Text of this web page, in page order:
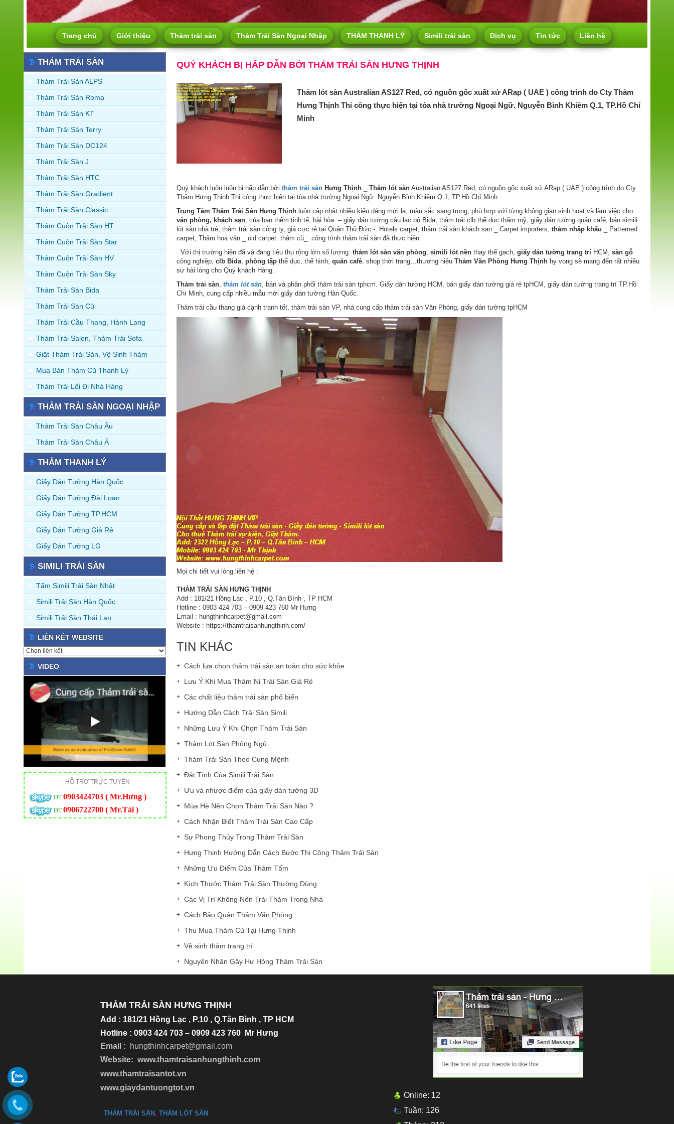
Trang chủ Giới thiệu Thảm trải sàn Thảm Trải Sàn Ngoại Nhập THẢM THANH LÝ Simili trải sàn Dịch vụ Tin tức Liên hệ
THẢM TRẢI SÀN
Thảm Trải Sàn ALPS
Thảm Trải Sàn Roma
Thảm Trải Sàn KT
Thảm Trải Sàn Terry
Thảm Trải Sàn DC124
Thảm Trải Sàn J
Thảm Trải Sàn HTC
Thảm Trải Sàn Gradient
Thảm Trải Sàn Classic
Thảm Cuộn Trải Sàn HT
Thảm Cuộn Trải Sàn Star
Thảm Cuộn Trải Sàn HV
Thảm Cuộn Trải Sàn Sky
Thảm Trải Sàn Bida
Thảm Trải Sàn Cũ
Thảm Trải Cầu Thang, Hành Lang
Thảm Trải Salon, Thảm Trải Sofa
Giặt Thảm Trải Sàn, Vệ Sinh Thảm
Mua Bán Thảm Cũ Thanh Lý
Thảm Trải Lối Đi Nhà Hàng
THẢM TRẢI SÀN NGOẠI NHẬP
Thảm Trải Sàn Châu Âu
Thảm Trải Sàn Châu Á
THẢM THANH LÝ
Giấy Dán Tường Hàn Quốc
Giấy Dán Tường Đài Loan
Giấy Dán Tường TP.HCM
Giấy Dán Tường Giá Rẻ
Giấy Dán Tường LG
SIMILI TRẢI SÀN
Tấm Simili Trải Sàn Nhật
Simili Trải Sàn Hàn Quốc
Simili Trải Sàn Thái Lan
LIÊN KẾT WEBSITE
VIDEO
HỖ TRỢ TRỰC TUYẾN
ĐT0903424703 ( Mr.Hưng )
ĐT0906722700 ( Mr.Tài )
QUÝ KHÁCH BỊ HẤP DẪN BỞI THẢM TRẢI SÀN HƯNG THỊNH
Thảm lót sàn Australian AS127 Red, có nguồn gốc xuất xứ ARap ( UAE ) công trình do Cty Thảm
Hưng Thịnh Thi công thực hiện tại tòa nhà trường Ngoại Ngữ. Nguyễn Bỉnh Khiêm Q.1, TP.Hồ Chí
Minh
Quý khách luôn luôn bị hấp dẫn bởi thảm trải sàn Hưng Thịnh Thảm lót sàn Australian AS127 Red, có nguồn gốc xuất xứ ARap ( UAE ) công trình do Cty
Thảm Hưng Thịnh Thi công thực hiện tại tòa nhà trường Ngoại Ngữ. Nguyễn Bỉnh Khiêm Q.1, TP.Hồ Chí Minh
Trung Tâm Thảm Trải Sàn Hưng Thịnh luôn cập nhật nhiều kiểu dáng mới lạ, màu sắc sang trọng, phù hợp với từng không gian sinh hoạt và làm việc cho
văn phòng, khách sạn , của bạn thêm tinh tế, hài hòa. – giấy dán tường câu lạc bộ Bida, thảm trải clb thể dục thẩm mỹ, giấy dán tường quán café, bán simili
lót sàn nhà trẻ, thảm trải sàn công ty, giá cực rẻ tại Quận Thủ Đức - Hotels carpet, thảm trải sàn khách sạn _ Carpet importers, thảm nhập khẩu _ Patterned
carpet, Thảm hoa văn _ old carpet: thảm cũ_ công trình thảm trải sàn đã thực hiện.
Với thị trường hiện đã và đang tiêu thụ rộng lớn số lượng: thảm lót sàn văn phòng simili lót nền thay thế gạch, giấy dán tường trang trí HCM, sàn gỗ
công nghiệp, clb Bida phòng tập thể dục, thể hình, quán café , shop thời trang…thương hiệu Thảm Văn Phòng Hưng Thịnh hy vọng sẽ mang đến rất nhiều
sự hài lòng cho Quý khách Hàng.
Thảm trải sàn thảm lót sàn , bán và phân phối thảm trải sàn tphcm. Giấy dán tường HCM, bán giấy dán tường giá rẻ tpHCM, giấy dán tường trang trí TP.Hồ
Chí Minh, cung cấp nhiều mẫu mới giấy dán tường Hàn Quốc.
Thảm trải cầu thang giá cạnh tranh tốt, thảm trải sàn VP, nhà cung cấp thảm trải sàn Văn Phòng, giấy dán tường tpHCM
Mọi chi tiết vui lòng liên hệ :
THẢM TRẢI SÀN HƯNG THỊNH
Add : 181/21 Hồng Lạc , P.10 , Q.Tân Bình , TP HCM
Hotline : 0903 424 703 – 0909 423 760 Mr Hưng
Email : hungthinhcarpet@gmail.com
Website : https://thamtraisanhungthinh.com/
TIN KHÁC
Cách lựa chọn thảm trải sàn an toàn cho sức khỏe
Lưu Ý Khi Mua Thảm Nỉ Trải Sàn Giá Rẻ
Các chất liệu thảm trải sàn phổ biến
Hướng Dẫn Cách Trải Sàn Simili
Những Lưu Ý Khi Chọn Thảm Trải Sàn
Thảm Lót Sàn Phòng Ngủ
Thảm Trải Sàn Theo Cung Mệnh
Đặt Tính Của Simili Trải Sàn
Ưu và nhược điểm của giấy dán tường 3D
Mùa Hè Nên Chọn Thảm Trải Sàn Nào ?
Cách Nhận Biết Thảm Trải Sàn Cao Cấp
Sự Phong Thủy Trong Thảm Trải Sàn
Hưng Thịnh Hướng Dẫn Cách Bước Thi Công Thảm Trải Sàn
Những Ưu Điểm Của Thảm Tấm
Kích Thước Thảm Trải Sàn Thường Dùng
Các Vị Trí Không Nên Trải Thảm Trong Nhà
Cách Bảo Quản Thảm Văn Phòng
Thu Mua Thảm Củ Tại Hưng Thịnh
Vệ sinh thảm trang trí
Nguyên Nhân Gây Hư Hỏng Thảm Trải Sàn
THẢM TRẢI SÀN HƯNG THỊNH
Add : 181/21 Hồng Lạc , P.10 , Q.Tân Bình , TP HCM
Hotline : 0903 424 703 – 0909 423 760 Mr Hưng
Email :
hungthinhcarpet@gmail.com
Website: www.thamtraisanhungthinh.com
www.thamtraisantot.vn
www.giaydantuongtot.vn
THẢM TRẢI SÀN, THẢM LÓT SÀN
Online: 12
Tuần: 126